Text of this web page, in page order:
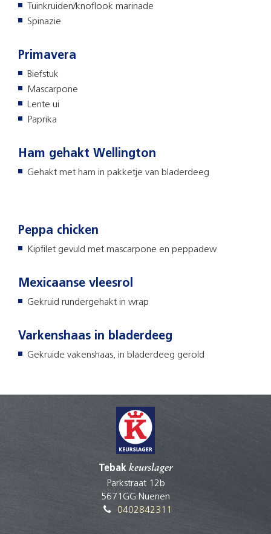
Tuinkruiden/knoflook marinade
Spinazie
Primavera
Biefstuk
Mascarpone
Lente ui
Paprika
Ham gehakt Wellington
Gehakt met ham in pakketje van bladerdeeg
Peppa chicken
Kipfilet gevuld met mascarpone en peppadew
Mexicaanse vleesrol
Gekruid rundergehakt in wrap
Varkenshaas in bladerdeeg
Gekruide vakenshaas, in bladerdeeg gerold
Tebak keurslager
Parkstraat 12b
5671GG Nuenen
0402842311